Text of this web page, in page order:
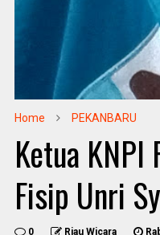
Home PEKANBARU
Ketua KNPI
Fisip Unri
0 Riau Wicara